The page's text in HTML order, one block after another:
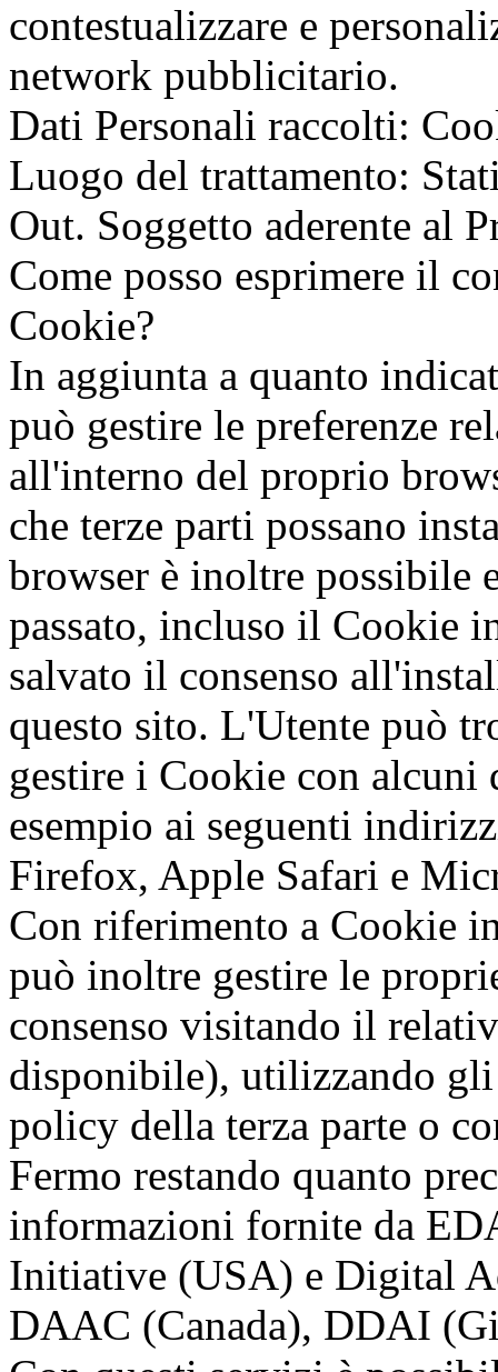
contestualizzare e
network pubblicitario.
Dati Personali raccolti:
Luogo del trattamento:
Out. Soggetto aderente al
Come posso esprimere il
Cookie?
In aggiunta a quanto
può gestire le preferenze
all'interno del proprio
che terze parti possano
browser è inoltre
passato, incluso il Cookie
salvato il consenso
questo sito. L'Utente può
gestire i Cookie con
esempio ai seguenti
Firefox, Apple Safari e
Con riferimento a Cookie
può inoltre gestire le
consenso visitando il
disponibile), utilizzando
policy della terza parte o
Fermo restando quanto
informazioni fornite da
Initiative (USA) e Digital
DAAC (Canada), DDAI